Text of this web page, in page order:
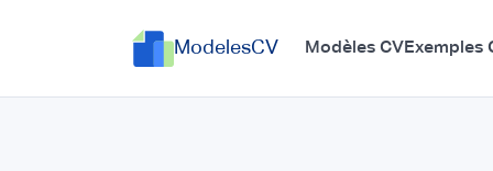
ModelesCV Modèles CVExemples